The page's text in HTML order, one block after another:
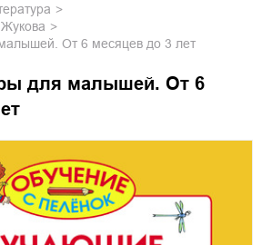
Жукова
От 6 месяцев до 3 лет
для малышей. От 6